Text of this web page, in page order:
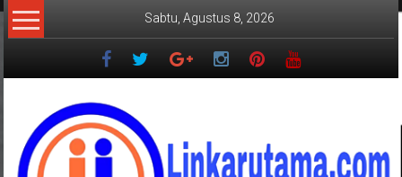
Lompat
ke
Sabtu, Agustus 8, 2026